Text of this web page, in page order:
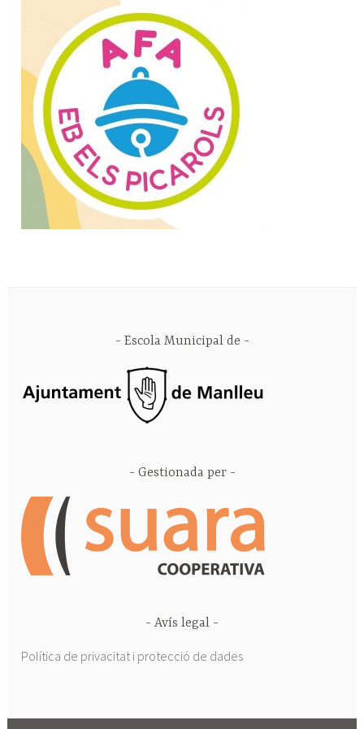
Escola Municipal de
Gestionada per
Avís legal
Política de privacitat i protecció de dades